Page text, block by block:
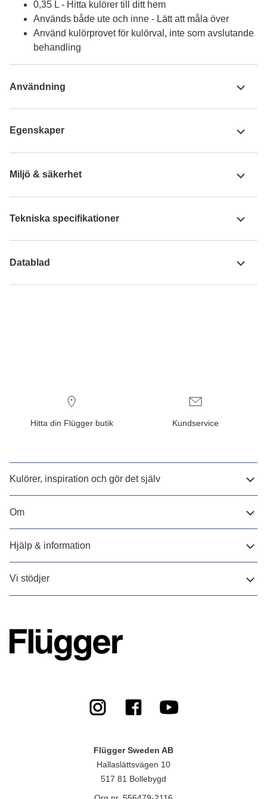
0,35 L - Hitta kulörer till ditt hem
Används både ute och inne - Lätt att måla över
Använd kulörprovet för kulörval, inte som avslutande
behandling
Användning
Egenskaper
Miljö & säkerhet
Tekniska specifikationer
Datablad
Hitta din Flügger butik Kundservice
Kulörer, inspiration och gör det själv
Om
Hjälp & information
Vi stödjer
Flügger Sweden AB
Hallaslättsvägen 10
517 81 Bollebygd